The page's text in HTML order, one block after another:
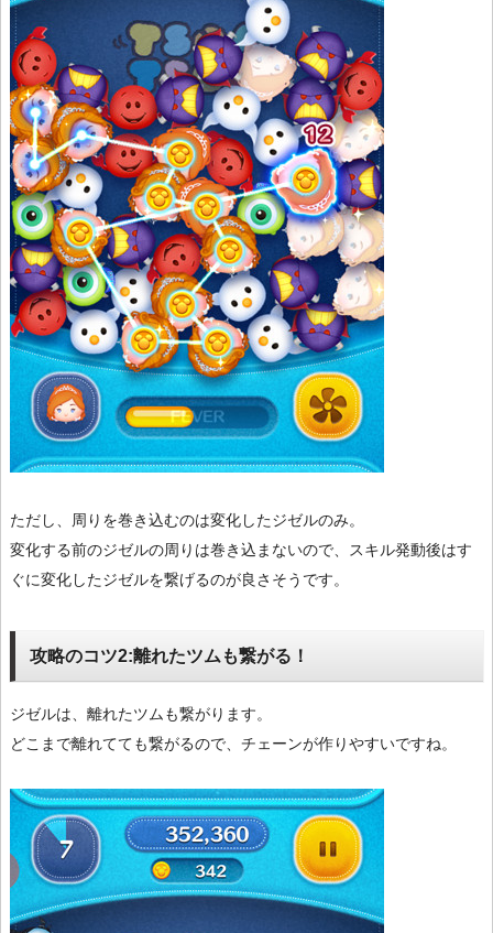
ただし、周りを巻き込むのは変化したジゼルのみ。
変化する前のジゼルの周りは巻き込まないので、スキル発動後はす
ぐに変化したジゼルを繋げるのが良さそうです。
攻略のコツ2:離れたツムも繋がる！
ジゼルは、離れたツムも繋がります。
どこまで離れてても繋がるので、チェーンが作りやすいですね。